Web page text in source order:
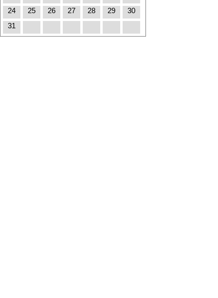
24
25 26 27 28 29
30
31